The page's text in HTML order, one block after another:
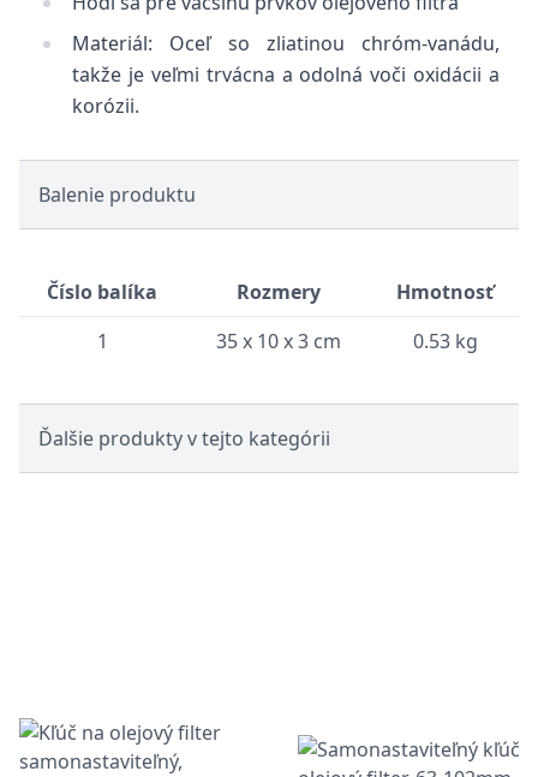
Materiál: Oceľ so zliatinou chróm-vanádu,
takže je veľmi trvácna a odolná voči oxidácii a
korózii.
Balenie produktu
Číslo balíka Rozmery
Hmotnosť
1
35 x 10 x 3 cm 0.53 kg
Ďalšie produkty v tejto kategórii